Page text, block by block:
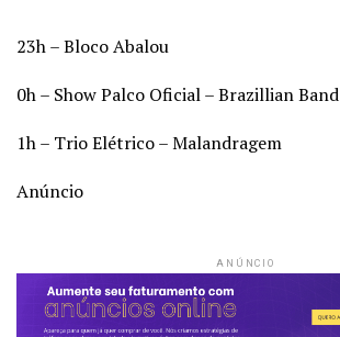
23h – Bloco Abalou
0h – Show Palco Oficial – Brazillian Band
1h – Trio Elétrico – Malandragem
Anúncio
ANÚNCIO